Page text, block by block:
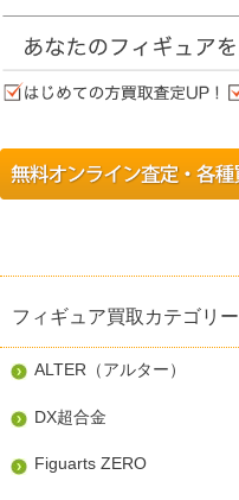
フィギュア買取カテゴリー
ALTER（アルター）
DX超合金
Figuarts ZERO